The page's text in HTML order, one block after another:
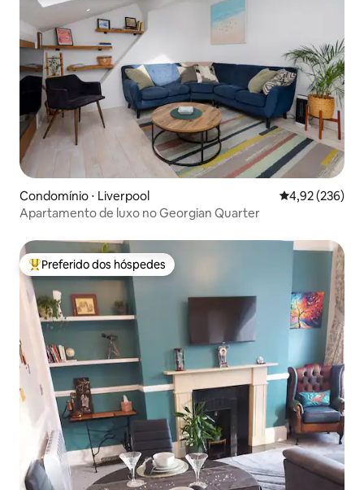
Condomínio ⋅ Liverpool 4,92 de uma
4,92 (236)
Apartamento de luxo no Georgian Quarter
Entre os melhores preferidos dos hóspedes
Preferido dos hóspedes